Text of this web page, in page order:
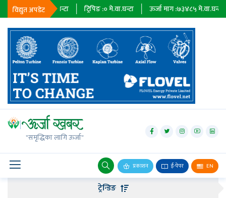
विद्युत अपडेट
मे.वा.घन्टा ट्रिपिङ : मे.वा.घन्टा ऊर्जा माग : ७३४८५मे.वा.घन्टा
"समृद्धिका लागि ऊर्जा"
प्रकाशन ई-पेपर EN
जलविद्युत्
सोलार
वायु
बायोग्यास
ट्रेन्डिङ